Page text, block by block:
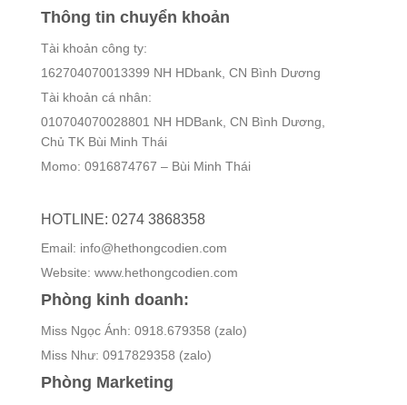
Thông tin chuyển khoản
Tài khoản công ty:
162704070013399 NH HDbank, CN Bình Dương
Tài khoản cá nhân:
010704070028801 NH HDBank, CN Bình Dương,
Chủ TK Bùi Minh Thái
Momo: 0916874767 – Bùi Minh Thái
HOTLINE: 0274 3868358
Email: info@hethongcodien.com
Website: www.hethongcodien.com
Phòng kinh doanh:
Miss Ngọc Ánh: 0918.679358 (zalo)
Miss Như: 0917829358 (zalo)
Phòng Marketing